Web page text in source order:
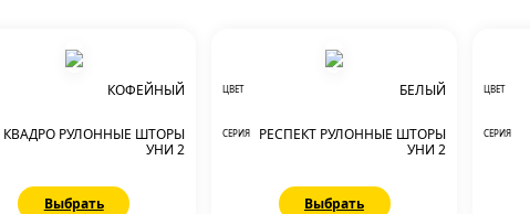
КОФЕЙНЫЙ
КВАДРО РУЛОННЫЕ ШТОРЫ
УНИ 2
Выбрать
ЦВЕТ БЕЛЫЙ
СЕРИЯ
РЕСПЕКТ РУЛОННЫЕ ШТОРЫ
УНИ 2
Выбрать
ЦВЕТ
СЕРИЯ